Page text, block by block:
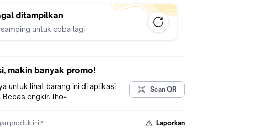
ditampilkan
untuk coba lagi
makin banyak promo!
untuk lihat barang ini di aplikasi
Bebas ongkir, lho~
Scan QR
produk ini? Laporkan